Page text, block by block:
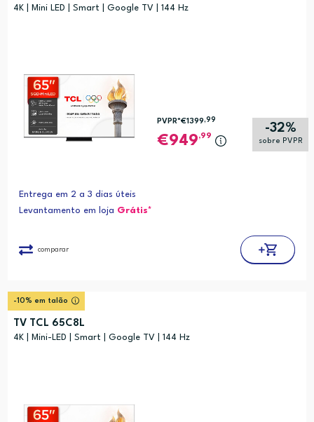
4K | Mini LED | Smart | Google TV | 144 Hz
-32%
sobre PVPR
PVPR*€1399,99
949,99
Entrega em 2 a 3 dias úteis
Levantamento em loja Grátis*
comparar
-10% em talão
TV TCL 65C8L
4K | Mini-LED | Smart | Google TV | 144 Hz